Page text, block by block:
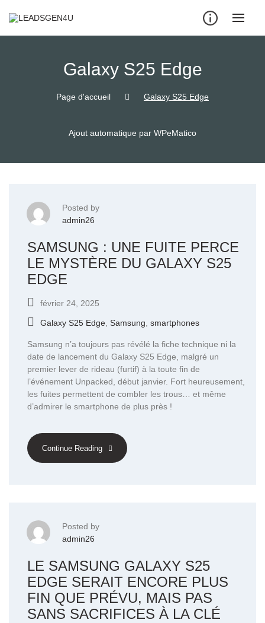
Galaxy S25 Edge
Page d'accueil Galaxy S25 Edge
Ajout automatique par WPeMatico
Posted by
admin26
SAMSUNG : UNE FUITE PERCE
LE MYSTÈRE DU GALAXY S25
EDGE
février 24, 2025
Galaxy S25 Edge Samsung smartphones
Samsung n’a toujours pas révélé la fiche technique ni la
date de lancement du Galaxy S25 Edge, malgré un
premier lever de rideau (furtif) à la toute fin de
l’événement Unpacked, début janvier. Fort heureusement,
les fuites permettent de combler les trous… et même
d’admirer le smartphone de plus près !
Continue Reading
Posted by
admin26
LE SAMSUNG GALAXY S25
EDGE SERAIT ENCORE PLUS
FIN QUE PRÉVU, MAIS PAS
SANS SACRIFICES À LA CLÉ